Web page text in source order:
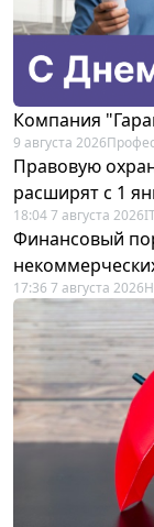
Компания
9 августа 2026
Правовую
расширят с 1
18:04 7 августа 2026
Финансовый
17:36 7 августа 2026